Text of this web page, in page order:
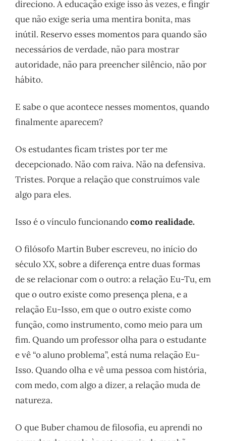
direciono. A educação exige isso às vezes, e fingir
que não exige seria uma mentira bonita, mas
inútil. Reservo esses momentos para quando são
necessários de verdade, não para mostrar
autoridade, não para preencher silêncio, não por
hábito.
E sabe o que acontece nesses momentos, quando
finalmente aparecem?
Os estudantes ficam tristes por ter me
decepcionado. Não com raiva. Não na defensiva.
Tristes. Porque a relação que construímos vale
algo para eles.
Isso é o vínculo funcionandocomo realidade.
O filósofo Martin Buber escreveu, no início do
século XX, sobre a diferença entre duas formas
de se relacionar com o outro: a relação Eu-Tu, em
que o outro existe como presença plena, e a
relação Eu-Isso, em que o outro existe como
função, como instrumento, como meio para um
fim. Quando um professor olha para o estudante
e vê “o aluno problema”, está numa relação Eu-
Isso. Quando olha e vê uma pessoa com história,
com medo, com algo a dizer, a relação muda de
natureza.
O que Buber chamou de filosofia, eu aprendi no